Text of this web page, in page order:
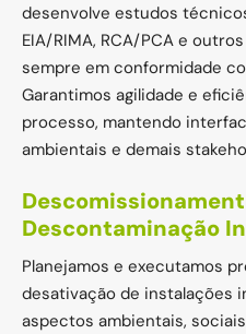
desenvolve estudos
EIA/RIMA, RCA/PCA e
sempre em conformidade
Garantimos agilidade e
processo, mantendo
ambientais e demais
Descontaminação
Planejamos e executamos
desativação de instalações
aspectos ambientais,